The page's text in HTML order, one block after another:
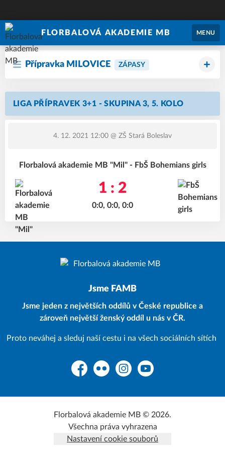
FLORBALOVÁ AKADEMIE MB MENU
Přípravka MILOVICE ZÁPASY
LIGA PŘÍPRAVEK 3+1 - SKUPINA 3, 5. KOLO
4. 12. 2021 12:00 @ ZŠ Stará Boleslav
Florbalová akademie MB "Mil" - FbŠ Bohemians girls
1 : 2
0:0, 0:0, 0:0
Jsme FAMB
Jsme jeden z největších oddílů v České republice a
zároveň největší ženský oddíl u nás v ČR.
Proto neváhej a sleduj naší cestu i na všech sociálních sítích
FacebookFlickr InstagramYouTube
Florbalová akademie MB © 2026.
Všechna práva vyhrazena
Nastavení cookie souborů